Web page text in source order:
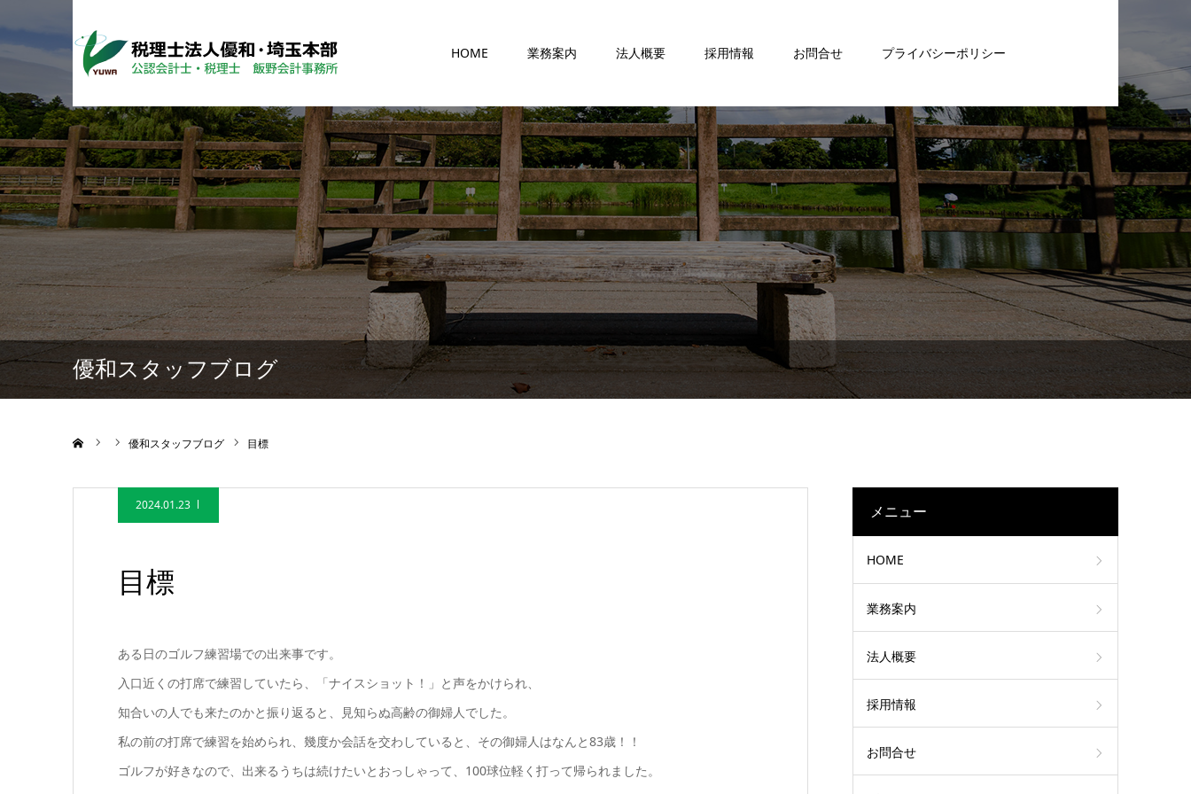
HOME 業務案内 法人概要 採用情報 お問合せ プライバシーポリシー
優和スタッフブログ
優和スタッフブログ 目標
2024.01.23
目標
ある日のゴルフ練習場での出来事です。
入口近くの打席で練習していたら、「ナイスショット！」と声をかけられ、
知合いの人でも来たのかと振り返ると、見知らぬ高齢の御婦人でした。
私の前の打席で練習を始められ、幾度か会話を交わしていると、その御婦人はなんと83歳！！
ゴルフが好きなので、出来るうちは続けたいとおっしゃって、100球位軽く打って帰られました。
メニュー
HOME
業務案内
法人概要
採用情報
お問合せ